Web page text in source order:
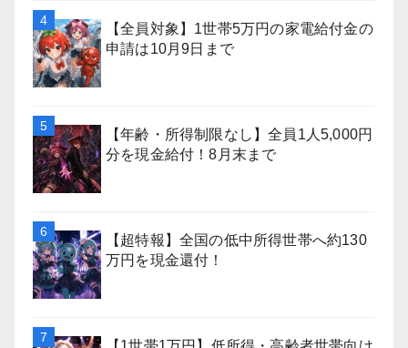
【全員対象】1世帯5万円の家電給付金の
申請は10月9日まで
【年齢・所得制限なし】全員1人5,000円
分を現金給付！8月末まで
【超特報】全国の低中所得世帯へ約130
万円を現金還付！